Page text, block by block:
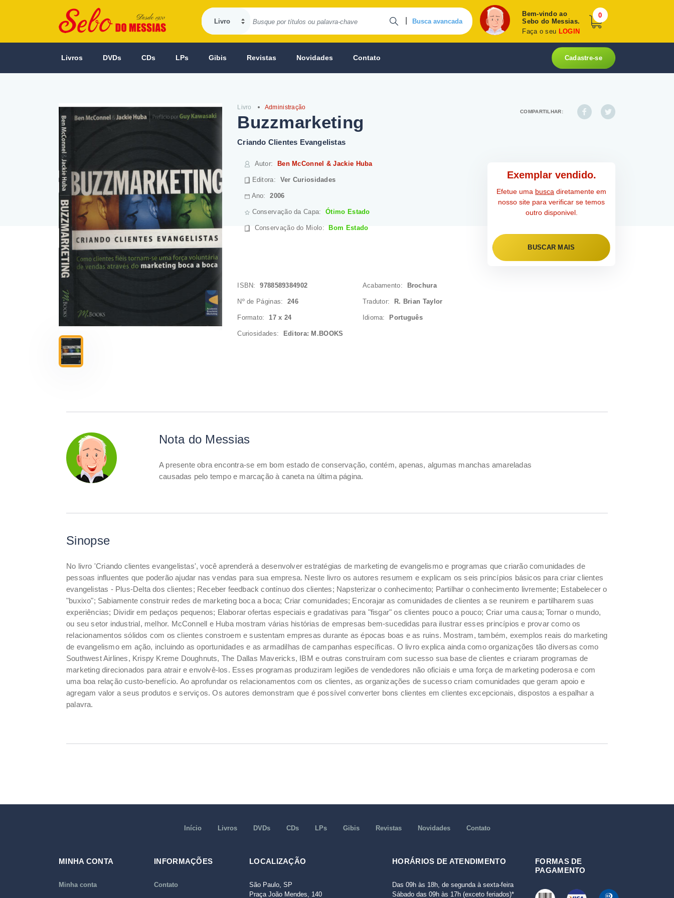
Busca avancada
Bem-vindo ao
Sebo do Messias.
Faça o seu LOGIN
0
Livros DVDs CDs LPs Gibis Revistas Novidades Contato Cadastre-se
Livro Administração
Buzzmarketing
Criando Clientes Evangelistas
Autor: Ben McConnel & Jackie Huba
Editora: Ver Curiosidades
Ano:2006
Conservação da Capa:Ótimo Estado
Conservação do Miolo: Bom Estado
ISBN:9788589384902 Acabamento: Brochura
Nº de Páginas:246 Tradutor: R. Brian Taylor
Formato:17 x 24 Idioma: Português
Curiosidades: Editora: M.BOOKS
COMPARTILHAR:
Exemplar vendido.
Efetue uma busca diretamente em
nosso site para verificar se temos
outro disponivel.
BUSCAR MAIS
Nota do Messias
A presente obra encontra-se em bom estado de conservação, contém, apenas, algumas manchas amareladas
causadas pelo tempo e marcação à caneta na última página.
Sinopse
No livro 'Criando clientes evangelistas', você aprenderá a desenvolver estratégias de marketing de evangelismo e programas que criarão comunidades de
pessoas influentes que poderão ajudar nas vendas para sua empresa. Neste livro os autores resumem e explicam os seis princípios básicos para criar clientes
evangelistas - Plus-Delta dos clientes; Receber feedback contínuo dos clientes; Napsterizar o conhecimento; Partilhar o conhecimento livremente; Estabelecer o
"buxixo"; Sabiamente construir redes de marketing boca a boca; Criar comunidades; Encorajar as comunidades de clientes a se reunirem e partilharem suas
experiências; Dividir em pedaços pequenos; Elaborar ofertas especiais e gradativas para "fisgar" os clientes pouco a pouco; Criar uma causa; Tornar o mundo,
ou seu setor industrial, melhor. McConnell e Huba mostram várias histórias de empresas bem-sucedidas para ilustrar esses princípios e provar como os
relacionamentos sólidos com os clientes constroem e sustentam empresas durante as épocas boas e as ruins. Mostram, também, exemplos reais do marketing
de evangelismo em ação, incluindo as oportunidades e as armadilhas de campanhas específicas. O livro explica ainda como organizações tão diversas como
Southwest Airlines, Krispy Kreme Doughnuts, The Dallas Mavericks, IBM e outras construíram com sucesso sua base de clientes e criaram programas de
marketing direcionados para atrair e envolvê-los. Esses programas produziram legiões de vendedores não oficiais e uma força de marketing poderosa e com
uma boa relação custo-benefício. Ao aprofundar os relacionamentos com os clientes, as organizações de sucesso criam comunidades que geram apoio e
agregam valor a seus produtos e serviços. Os autores demonstram que é possível converter bons clientes em clientes excepcionais, dispostos a espalhar a
palavra.
Início Livros DVDs CDs LPs Gibis Revistas Novidades Contato
MINHA CONTA
Minha conta
INFORMAÇÕES
Contato
LOCALIZAÇÃO
São Paulo, SP
Praça João Mendes, 140
HORÁRIOS DE ATENDIMENTO
Das 09h às 18h, de segunda à sexta-feira
Sábado das 09h às 17h (exceto feriados)*
FORMAS DE
PAGAMENTO